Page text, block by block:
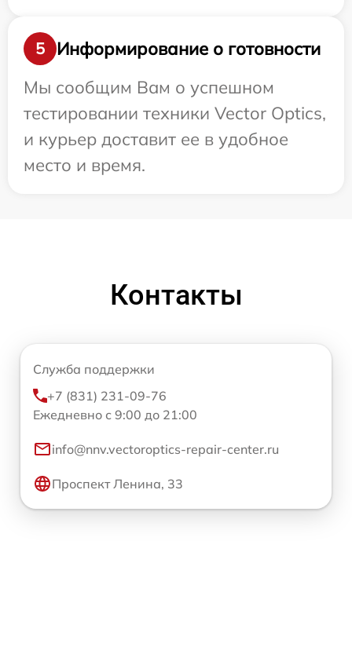
5
Информирование о готовности
Мы сообщим Вам о успешном
тестировании техники Vector Optics,
и курьер доставит ее в удобное
место и время.
Контакты
Служба поддержки
+7 (831) 231-09-76
Ежедневно с 9:00 до 21:00
info@nnv.vectoroptics-repair-center.ru
Проспект Ленина, 33